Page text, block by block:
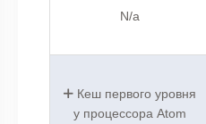
N/a
Кеш первого уровня
у процессора Atom